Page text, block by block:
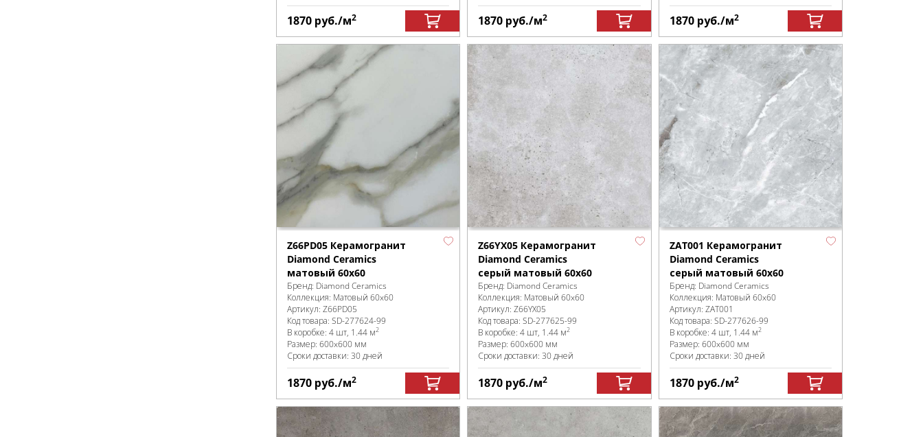
1870 руб./м2 1870 руб./м2 1870 руб./м2
Z66PD05 Керамогранит
Diamond Ceramics
матовый 60x60
Бренд: Diamond Ceramics
Коллекция: Матовый 60x60
Артикул: Z66PD05
Код товара: SD-277624-99
В коробке: 4 шт, 1.44 м2
Размер: 600x600 мм
Сроки доставки: 30 дней
1870 руб./м2
Z66YX05 Керамогранит
Diamond Ceramics
серый матовый 60x60
Бренд: Diamond Ceramics
Коллекция: Матовый 60x60
Артикул:Z66YX05
Код товара:SD-277625-99
В коробке:4 шт, 1.44 м2
Размер:600x600 мм
Сроки доставки: 30 дней
1870 руб./м2
ZAT001 Керамогранит
Diamond Ceramics
серый матовый 60x60
Бренд: Diamond Ceramics
Коллекция: Матовый 60x60
Артикул: ZAT001
Код товара: SD-277626-99
В коробке: 4 шт, 1.44 м2
Размер: 600x600 мм
Сроки доставки: 30 дней
1870 руб./м2